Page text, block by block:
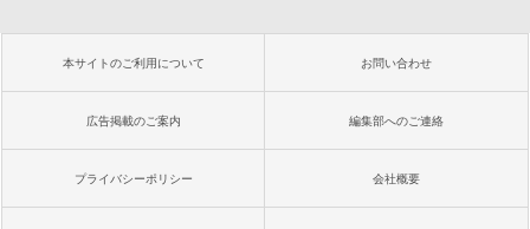
本サイトのご利用について お問い合わせ
広告掲載のご案内 編集部へのご連絡
プライバシーポリシー 会社概要